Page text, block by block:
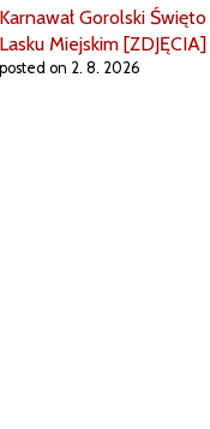
Karnawał Gorolski
Lasku Miejskim [ZDJĘCIA]
posted on 2. 8. 2026